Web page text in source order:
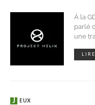
À la
parlé
une
JEUX